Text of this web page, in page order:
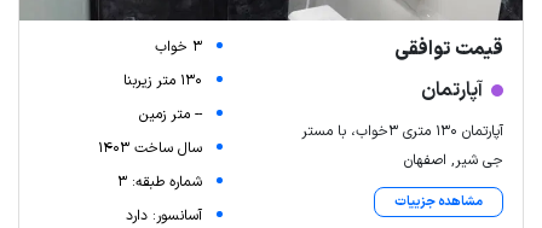
قیمت توافقی
آپارتمان
آپارتمان ۱۳۰ متری ۳خواب، با مستر
جی شیر, اصفهان
مشاهده جزییات
3 خواب
130 متر زیربنا
-- متر زمین
سال ساخت 1403
شماره طبقه: 3
آسانسور: دارد